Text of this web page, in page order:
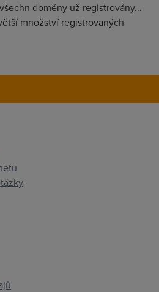
domény už registrovány...
množství registrovaných